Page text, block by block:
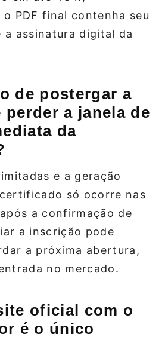
PDF final contenha seu
a assinatura digital da
de postergar a
perder a janela de
da
e a geração
só ocorre nas
a confirmação de
a inscrição pode
a próxima abertura,
no mercado.
oficial com o
é o único